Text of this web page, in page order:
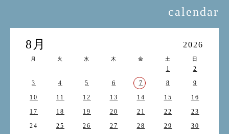
calendar
8月 2026
月 火 水 木 金 土 日
1
2
3
4 5 6 7 8
9
10
11 12 13 14 15
16
17
18 19 20 21 22
23
24
25 26 27 28 29
30